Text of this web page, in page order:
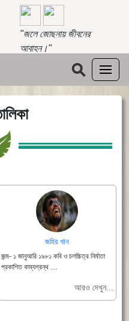
"জলে জোছনায় জীবনের
আবাহন।"
⚲
জহির খান
জন্ম- ১ জানুআরি ১৯৮১ কবি ও চলচ্চিত্র নির্মাতা
প্রকাশিত কাব্যগ্রন্থ …
আরও দেখুন...